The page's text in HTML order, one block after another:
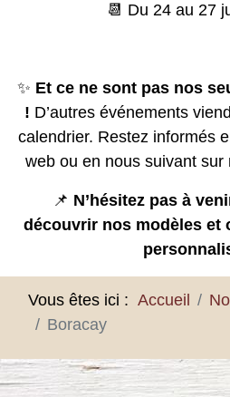
📆 Du 24 au 27
✨ Et ce ne sont pas nos
! D’autres événements
calendrier. Restez informés
web ou en nous suivant sur
📌 N’hésitez pas à
découvrir nos modèles et
Vous êtes ici : Accueil
Boracay